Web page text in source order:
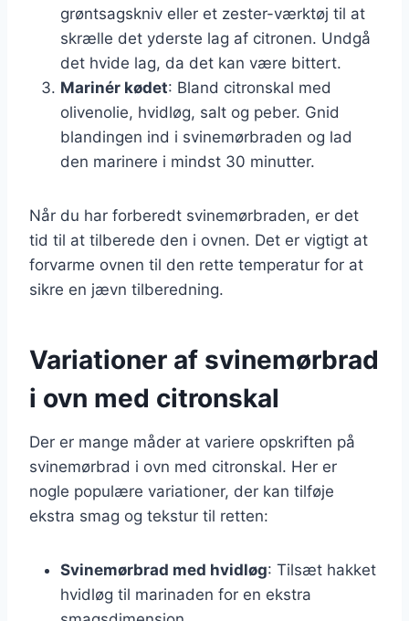
grøntsagskniv eller et zester-værktøj til at
skrælle det yderste lag af citronen. Undgå
det hvide lag, da det kan være bittert.
Marinér kødet: Bland citronskal med
olivenolie, hvidløg, salt og peber. Gnid
blandingen ind i svinemørbraden og lad
den marinere i mindst 30 minutter.
Når du har forberedt svinemørbraden, er det
tid til at tilberede den i ovnen. Det er vigtigt at
forvarme ovnen til den rette temperatur for at
sikre en jævn tilberedning.
Variationer af svinemørbrad
i ovn med citronskal
Der er mange måder at variere opskriften på
svinemørbrad i ovn med citronskal. Her er
nogle populære variationer, der kan tilføje
ekstra smag og tekstur til retten:
Svinemørbrad med hvidløg: Tilsæt hakket
hvidløg til marinaden for en ekstra